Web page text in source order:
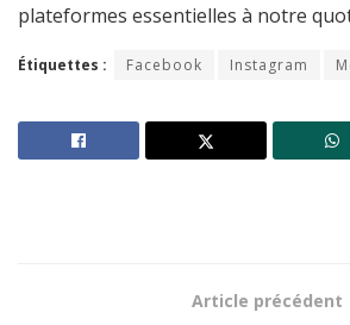
plateformes essentielles à notre
Étiquettes : Facebook Instagram
Article précédent